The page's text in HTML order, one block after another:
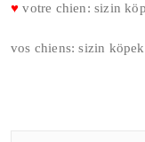
♥ votre chien: sizin
vos chiens: sizin